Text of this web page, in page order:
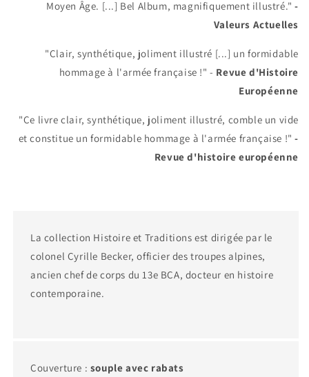
Moyen Âge. [...] Bel Album, magnifiquement illustré." -
Valeurs Actuelles
"Clair, synthétique, joliment illustré [...] un formidable
hommage à l'armée française !" - Revue d'Histoire
Européenne
"Ce livre clair, synthétique, joliment illustré, comble un vide
et constitue un formidable hommage à l'armée française !" -
Revue d'histoire européenne
La collection Histoire et Traditions est dirigée par le
colonel Cyrille Becker, officier des troupes alpines,
ancien chef de corps du 13e BCA, docteur en histoire
contemporaine.
Couverture : souple avec rabats